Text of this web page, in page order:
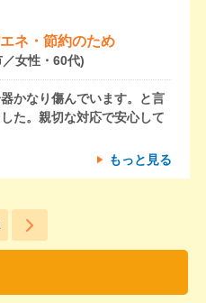
ネ・節約のため
女性・60代)
かなり傷んでいます。と言
た。親切な対応で安心して
もっと見る